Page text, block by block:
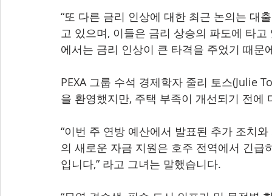
“또 다른 금리 인상에 대한 최근 논의는 대
고 있으며, 이들은 금리 상승의 파도에 타
에서는 금리 인상이 큰 타격을 주었기 때문
PEXA 그룹 수석 경제학자 줄리 토스(Julie
을 환영했지만, 주택 부족이 개선되기 전
“이번 주 연방 예산에서 발표된 추가 조치
의 새로운 자금 지원은 호주 전역에서 긴
입니다,” 라고 그녀는 말했습니다.